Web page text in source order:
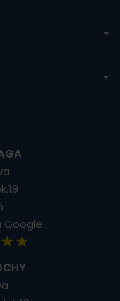
Google: